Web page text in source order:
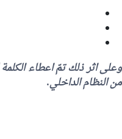
من النظام الداخلي.